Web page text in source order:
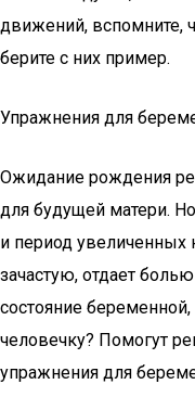
движений, вспомните,
берите с них пример.
Упражнения для
Ожидание рождения
для будущей матери.
и период увеличенных
зачастую, отдает
состояние
человечку? Помогут
упражнения для